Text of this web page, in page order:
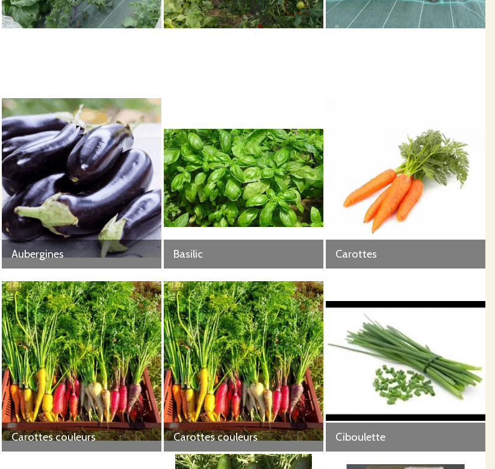
Aubergines Basilic Carottes
Carottes couleurs Carottes couleurs Ciboulette